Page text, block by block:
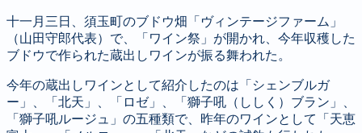
MENU
韮崎エリア
八ヶ岳自然散策
イベント紹介
投稿コーナー
十一月三日、須玉町のブドウ畑「ヴィンテージファーム」
（山田守郎代表）で、「ワイン祭」が開かれ、今年収穫した
ブドウで作られた蔵出しワインが振る舞われた。
今年の蔵出しワインとして紹介したのは「シェンブルガ
ー」、「北天」、「ロゼ」、「獅子吼（ししく）ブラン」、
「獅子吼ルージュ」の五種類で、昨年のワインとして「天恵